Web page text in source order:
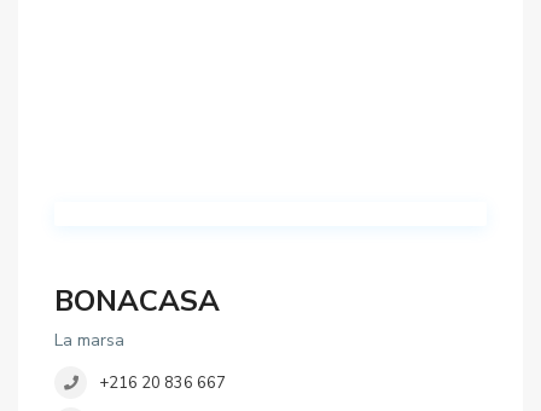
BONACASA
La marsa
+216 20 836 667